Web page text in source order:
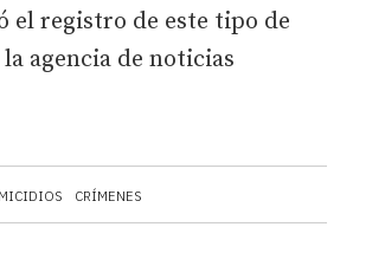
CRÍMENES
el registro de este tipo de
agencia de noticias